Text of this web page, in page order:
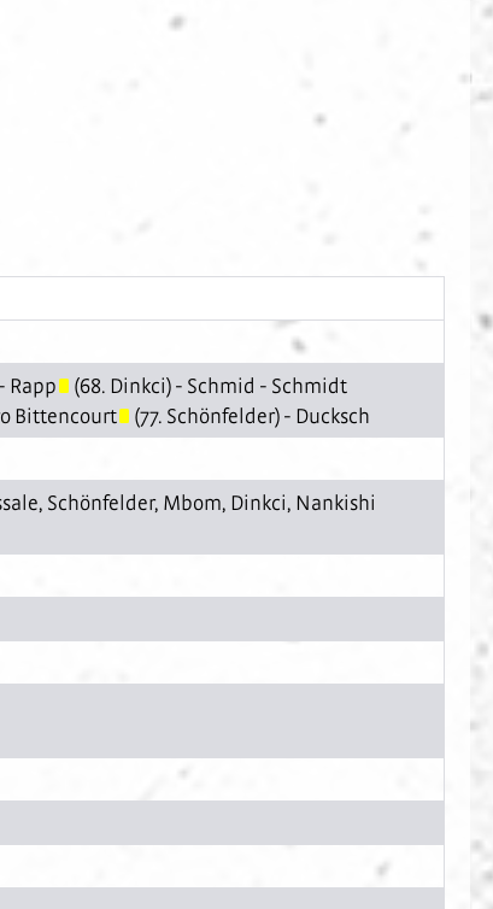
- Rapp (68. Dinkci) - Schmid - Schmidt
Bittencourt (77. Schönfelder) - Ducksch
, Schönfelder, Mbom, Dinkci, Nankishi